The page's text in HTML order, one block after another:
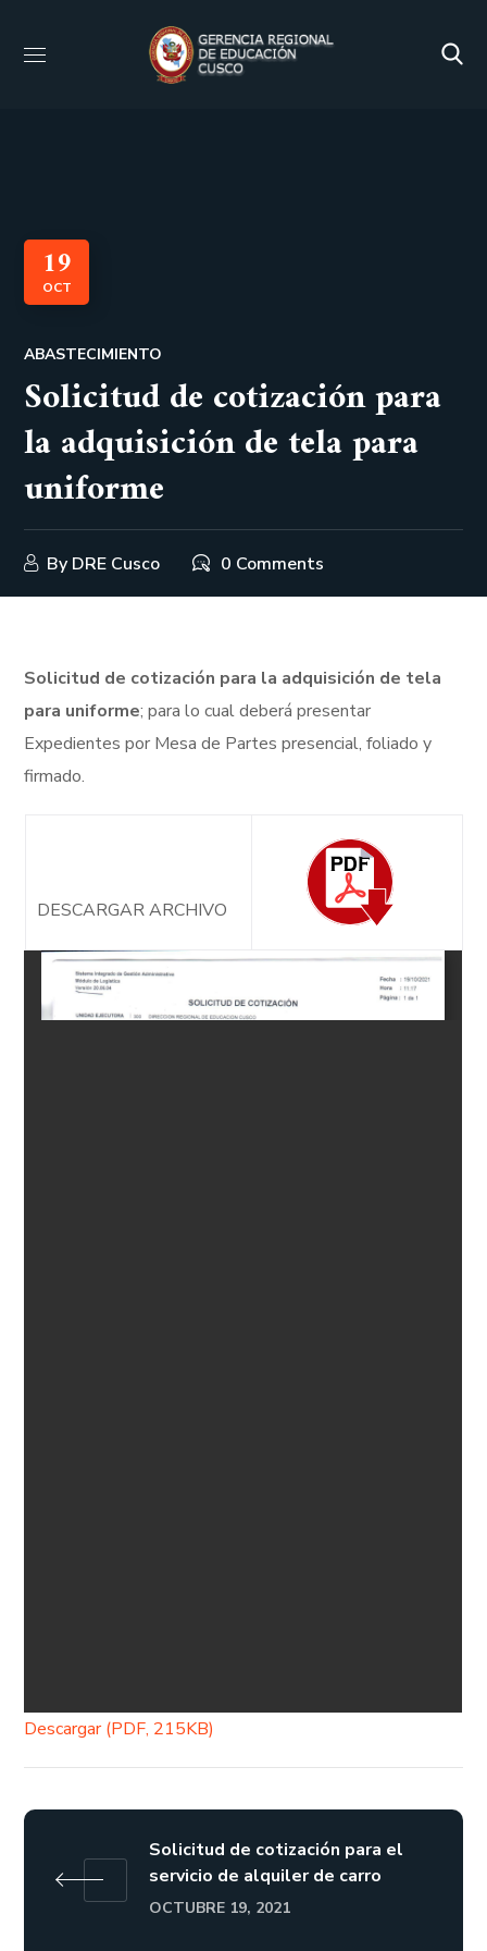
19
OCT
ABASTECIMIENTO
Solicitud de cotización para
la adquisición de tela para
uniforme
By DRE Cusco 0 Comments
Solicitud de cotización para la adquisición de tela
para uniforme; para lo cual deberá presentar
Expedientes por Mesa de Partes presencial, foliado y
firmado.
DESCARGAR ARCHIVO
Descargar (PDF, 215KB)
Solicitud de cotización para el
servicio de alquiler de carro
OCTUBRE 19, 2021